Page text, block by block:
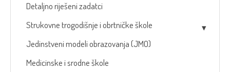
Detaljno riješeni zadatci
Strukovne trogodišnje i obrtničke škole
Jedinstveni modeli obrazovanja (JMO)
Medicinske i srodne škole